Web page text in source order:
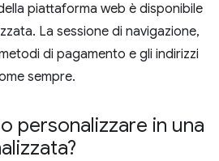
piattaforma web è disponibile
La sessione di navigazione,
di pagamento e gli indirizzi
sempre.
personalizzare in una